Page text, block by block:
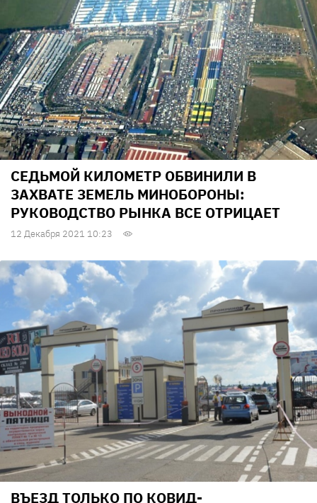
СЕДЬМОЙ КИЛОМЕТР ОБВИНИЛИ В
ЗАХВАТЕ ЗЕМЕЛЬ МИНОБОРОНЫ:
РУКОВОДСТВО РЫНКА ВСЕ ОТРИЦАЕТ
12 Декабря 2021 10:23
ВЪЕЗД ТОЛЬКО ПО КОВИД-